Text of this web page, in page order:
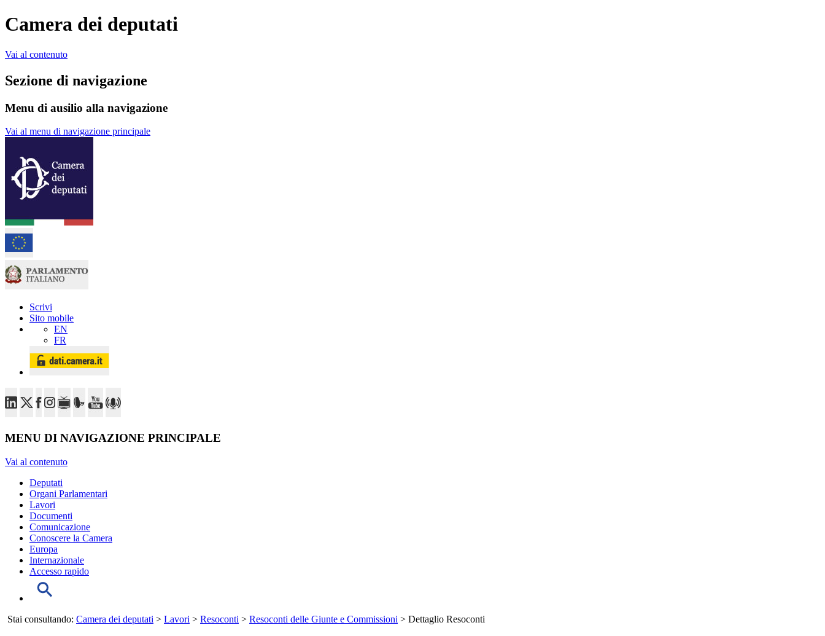
Camera dei deputati
Vai al contenuto
Sezione di navigazione
Menu di ausilio alla navigazione
Vai al menu di navigazione principale
Scrivi
Sito mobile
EN
FR
MENU DI NAVIGAZIONE PRINCIPALE
Vai al contenuto
Deputati
Organi Parlamentari
Lavori
Documenti
Comunicazione
Conoscere la Camera
Europa
Internazionale
Accesso rapido
Stai consultando: Camera dei deputati > Lavori > Resoconti > Resoconti delle Giunte e Commissioni > Dettaglio Resoconti